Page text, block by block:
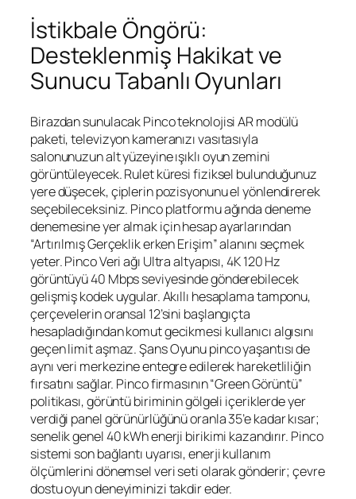
İstikbale Öngörü:
Desteklenmiş Hakikat ve
Sunucu Tabanlı Oyunları
Birazdan sunulacak Pinco teknolojisi AR modülü
paketi, televizyon kameranızı vasıtasıyla
salonunuzun alt yüzeyine ışıklı oyun zemini
görüntüleyecek. Rulet küresi fiziksel bulunduğunuz
yere düşecek, çiplerin pozisyonunu el yönlendirerek
seçebileceksiniz. Pinco platformuağında deneme
denemesine yer almak için hesap ayarlarından
“Artırılmış Gerçeklik erken Erişim” alanını seçmek
yeter. Pinco Veri ağı Ultra altyapısı, 4K 120 Hz
görüntüyü 40 Mbps seviyesinde gönderebilecek
gelişmiş kodek uygular. Akıllı hesaplama tamponu,
çerçevelerin oransal 12’sini başlangıçta
hesapladığından komut gecikmesi kullanıcı algısını
geçen limit aşmaz.Şans Oyunu pincoyaşantısı de
aynı veri merkezine entegre edilerek hareketliliğin
fırsatını sağlar. Pinco firmasının “Green Görüntü”
politikası, görüntü biriminin gölgeli içeriklerde yer
verdiği panel görünürlüğünü oranla 35’e kadar kısar;
senelik genel 40 kWh enerji birikimi kazandırır. Pinco
sistemi son bağlantı uyarısı, enerji kullanım
ölçümlerini dönemsel veri seti olarak gönderir; çevre
dostu oyun deneyiminizi takdir eder.